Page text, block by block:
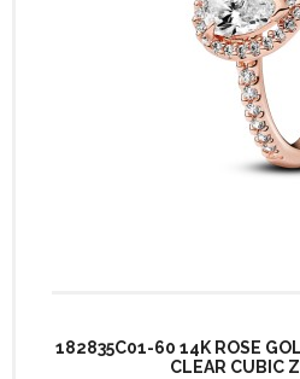
182835C01-60 14K ROSE
CLEAR CUBIC